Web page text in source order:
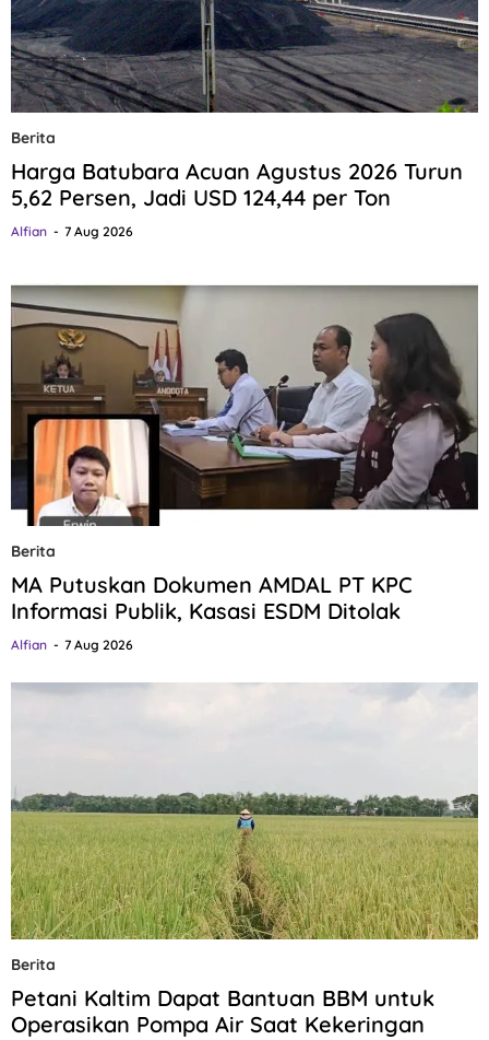
Berita
Harga Batubara Acuan Agustus 2026 Turun
5,62 Persen, Jadi USD 124,44 per Ton
Alfian 7 Aug 2026
Berita
MA Putuskan Dokumen AMDAL PT KPC
Informasi Publik, Kasasi ESDM Ditolak
Alfian 7 Aug 2026
Berita
Petani Kaltim Dapat Bantuan BBM untuk
Operasikan Pompa Air Saat Kekeringan